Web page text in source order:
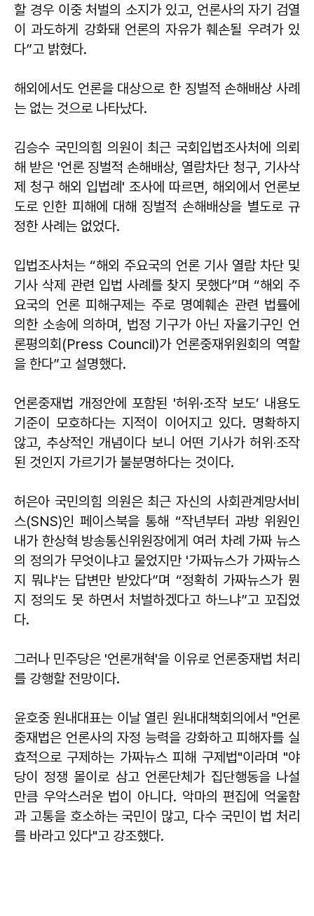
할 경우 이중 처벌의 소지가 있고, 언론사의 자기 검열
이 과도하게 강화돼 언론의 자유가 훼손될 우려가 있
다”고 밝혔다.
해외에서도 언론을 대상으로 한 징벌적 손해배상 사례
는 없는 것으로 나타났다.
김승수 국민의힘 의원이 최근 국회입법조사처에 의뢰
해 받은 '언론 징벌적 손해배상, 열람차단 청구, 기사삭
제 청구 해외 입법례' 조사에 따르면, 해외에서 언론보
도로 인한 피해에 대해 징벌적 손해배상을 별도로 규
정한 사례는 없었다.
입법조사처는 “해외 주요국의 언론 기사 열람 차단 및
기사 삭제 관련 입법 사례를 찾지 못했다”며 “해외 주
요국의 언론 피해구제는 주로 명예훼손 관련 법률에
의한 소송에 의하며, 법정 기구가 아닌 자율기구인 언
론평의회(Press Council)가 언론중재위원회의 역할
을 한다”고 설명했다.
언론중재법 개정안에 포함된 '허위·조작 보도’ 내용도
기준이 모호하다는 지적이 이어지고 있다. 명확하지
않고, 추상적인 개념이다 보니 어떤 기사가 허위‧조작
된 것인지 가르기가 불분명하다는 것이다.
허은아 국민의힘 의원은 최근 자신의 사회관계망서비
스(SNS)인 페이스북을 통해 “작년부터 과방 위원인
내가 한상혁 방송통신위원장에게 여러 차례 가짜 뉴스
의 정의가 무엇이냐고 물었지만 '가짜뉴스가 가짜뉴스
지 뭐냐'는 답변만 받았다”며 “정확히 가짜뉴스가 뭔
지 정의도 못 하면서 처벌하겠다고 하느냐”고 꼬집었
다.
그러나 민주당은 '언론개혁'을 이유로 언론중재법 처리
를 강행할 전망이다.
윤호중 원내대표는 이날 열린 원내대책회의에서 "언론
중재법은 언론사의 자정 능력을 강화하고 피해자를 실
효적으로 구제하는 가짜뉴스 피해 구제법"이라며 "야
당이 정쟁 몰이로 삼고 언론단체가 집단행동을 나설
만큼 우악스러운 법이 아니다. 악마의 편집에 억울함
과 고통을 호소하는 국민이 많고, 다수 국민이 법 처리
를 바라고 있다"고 강조했다.